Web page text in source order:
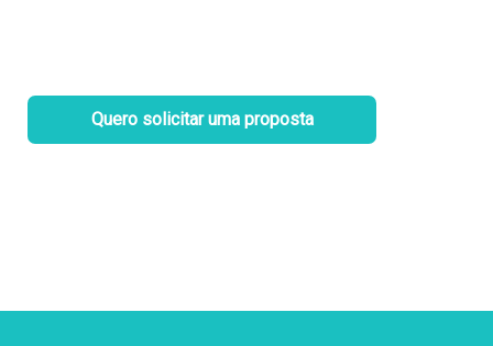
Quero solicitar uma proposta